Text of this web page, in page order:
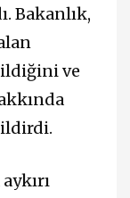
Bakanlık,
ve